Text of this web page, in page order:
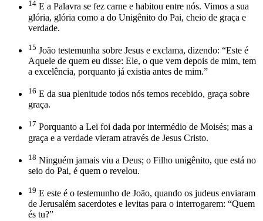
14 E a Palavra se fez carne e habitou entre nós. Vimos a sua
glória, glória como a do Unigênito do Pai, cheio de graça e
verdade.
15 João testemunha sobre Jesus e exclama, dizendo: “Este é
Aquele de quem eu disse: Ele, o que vem depois de mim, tem
a excelência, porquanto já existia antes de mim.”
16 E da sua plenitude todos nós temos recebido, graça sobre
graça.
17 Porquanto a Lei foi dada por intermédio de Moisés; mas a
graça e a verdade vieram através de Jesus Cristo.
18 Ninguém jamais viu a Deus; o Filho unigênito, que está no
seio do Pai, é quem o revelou.
19 E este é o testemunho de João, quando os judeus enviaram
de Jerusalém sacerdotes e levitas para o interrogarem: “Quem
és tu?”